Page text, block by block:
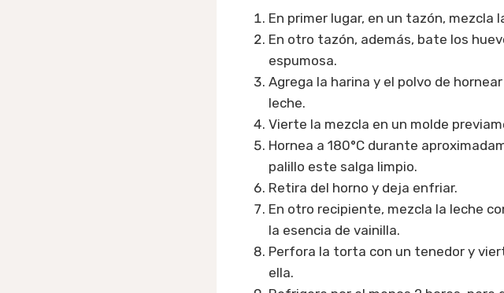
En primer lugar, en un tazón, mezcla
En otro tazón, además, bate los
espumosa.
Agrega la harina y el polvo de
leche.
Vierte la mezcla en un molde
Hornea a 180°C durante
palillo este salga limpio.
Retira del horno y deja enfriar.
En otro recipiente, mezcla la leche
la esencia de vainilla.
Perfora la torta con un tenedor y
ella.